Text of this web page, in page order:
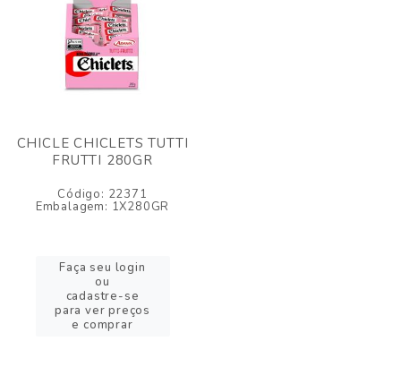
CHICLE CHICLETS TUTTI
FRUTTI 280GR
Código: 22371
Embalagem: 1X280GR
Faça seu login
ou
cadastre-se
para ver preços
e comprar